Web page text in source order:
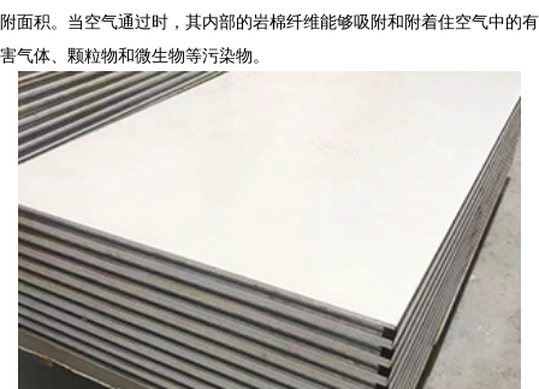
附面积。当空气通过时，其内部的岩棉纤维能够吸附和附着住空气中的有
害气体、颗粒物和微生物等污染物。